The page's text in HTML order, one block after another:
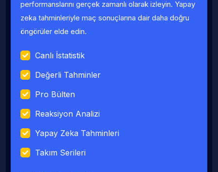
performanslarını gerçek zamanlı olarak izleyin. Yapay
zeka tahminleriyle maç sonuçlarına dair daha doğru
öngörüler elde edin.
Canlı İstatistik
Değerli Tahminler
Pro Bülten
Reaksiyon Analizi
Yapay Zeka Tahminleri
Takım Serileri